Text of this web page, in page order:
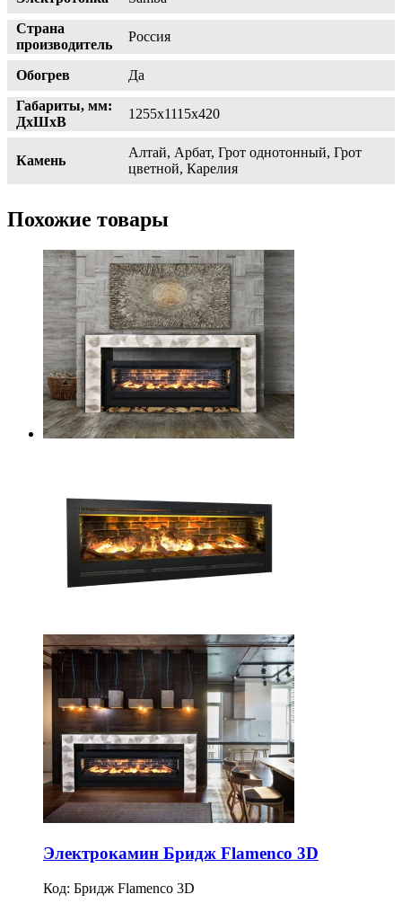
Страна
производитель
Россия
Обогрев
Да
Габариты, мм:
ДхШхВ
1255x1115x420
Камень
Алтай, Арбат, Грот однотонный, Грот
цветной, Карелия
Похожие товары
Электрокамин Бридж Flamenco 3D
Код: Бридж Flamenco 3D